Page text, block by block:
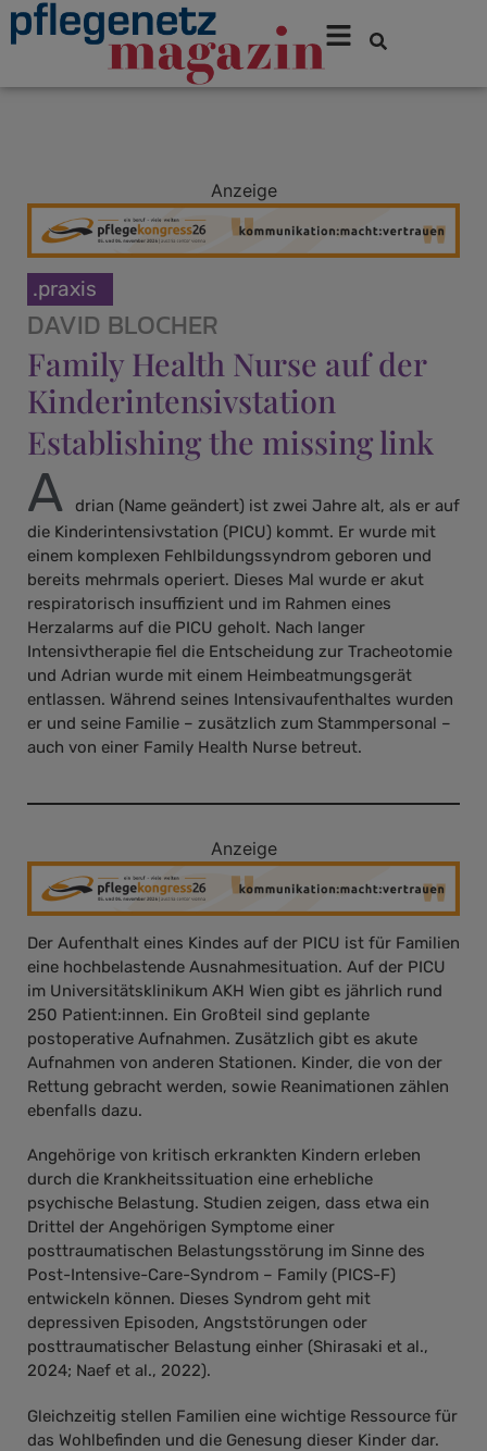
Anzeige
.praxis
DAVID BLOCHER
Family Health Nurse auf der
Kinderintensivstation
Establishing the missing link
A
drian (Name geändert) ist zwei Jahre alt, als er auf
die Kinderintensivstation (PICU) kommt. Er wurde mit
einem komplexen Fehlbildungssyndrom geboren und
bereits mehrmals operiert. Dieses Mal wurde er akut
respiratorisch insuffizient und im Rahmen eines
Herzalarms auf die PICU geholt. Nach langer
Intensivtherapie fiel die Entscheidung zur Tracheotomie
und Adrian wurde mit einem Heimbeatmungsgerät
entlassen. Während seines Intensivaufenthaltes wurden
er und seine Familie – zusätzlich zum Stammpersonal –
auch von einer Family Health Nurse betreut.
Anzeige
Der Aufenthalt eines Kindes auf der PICU ist für Familien
eine hochbelastende Ausnahmesituation. Auf der PICU
im Universitätsklinikum AKH Wien gibt es jährlich rund
250 Patient:innen. Ein Großteil sind geplante
postoperative Aufnahmen. Zusätzlich gibt es akute
Aufnahmen von anderen Stationen. Kinder, die von der
Rettung gebracht werden, sowie Reanimationen zählen
ebenfalls dazu.
Angehörige von kritisch erkrankten Kindern erleben
durch die Krankheitssituation eine erhebliche
psychische Belastung. Studien zeigen, dass etwa ein
Drittel der Angehörigen Symptome einer
posttraumatischen Belastungsstörung im Sinne des
Post-Intensive-Care-Syndrom – Family (PICS-F)
entwickeln können. Dieses Syndrom geht mit
depressiven Episoden, Angststörungen oder
posttraumatischer Belastung einher (Shirasaki et al.,
2024; Naef et al., 2022).
Gleichzeitig stellen Familien eine wichtige Ressource für
das Wohlbefinden und die Genesung dieser Kinder dar.